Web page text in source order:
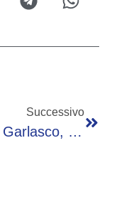
Successivo
Caso Garlasco, La Madre Di Sempio Convocata Dai Carabinieri Sceglie Di Non Rispondere